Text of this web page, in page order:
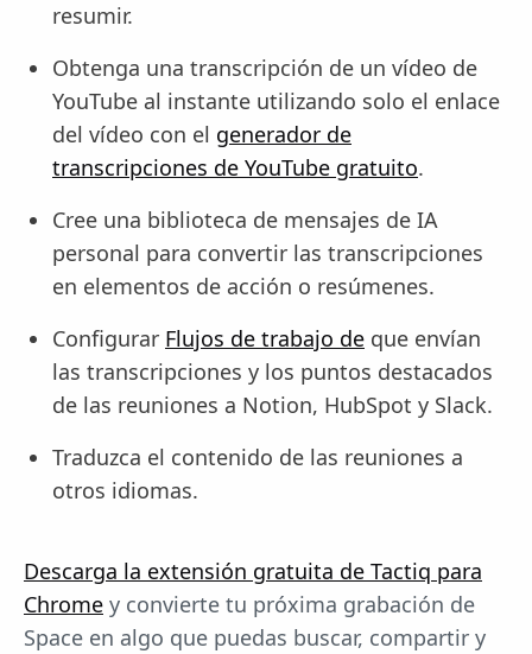
resumir.
Obtenga una transcripción de un vídeo de
YouTube al instante utilizando solo el enlace
del vídeo con el generador de
transcripciones de YouTube gratuito.
Cree una biblioteca de mensajes de IA
personal para convertir las transcripciones
en elementos de acción o resúmenes.
Configurar Flujos de trabajo de que envían
las transcripciones y los puntos destacados
de las reuniones a Notion, HubSpot y Slack.
Traduzca el contenido de las reuniones a
otros idiomas.
Descarga la extensión gratuita de Tactiq para
Chrome y convierte tu próxima grabación de
Space en algo que puedas buscar, compartir y